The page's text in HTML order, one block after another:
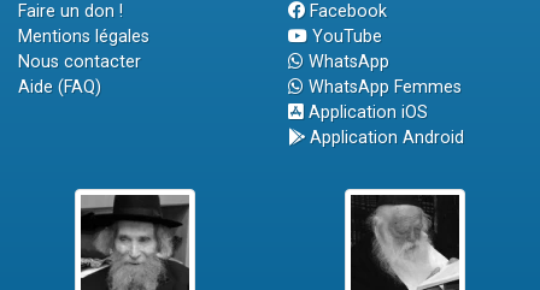
Faire un don !
Mentions légales
Nous contacter
Aide (FAQ)
Facebook
YouTube
WhatsApp
WhatsApp Femmes
Application iOS
Application Android